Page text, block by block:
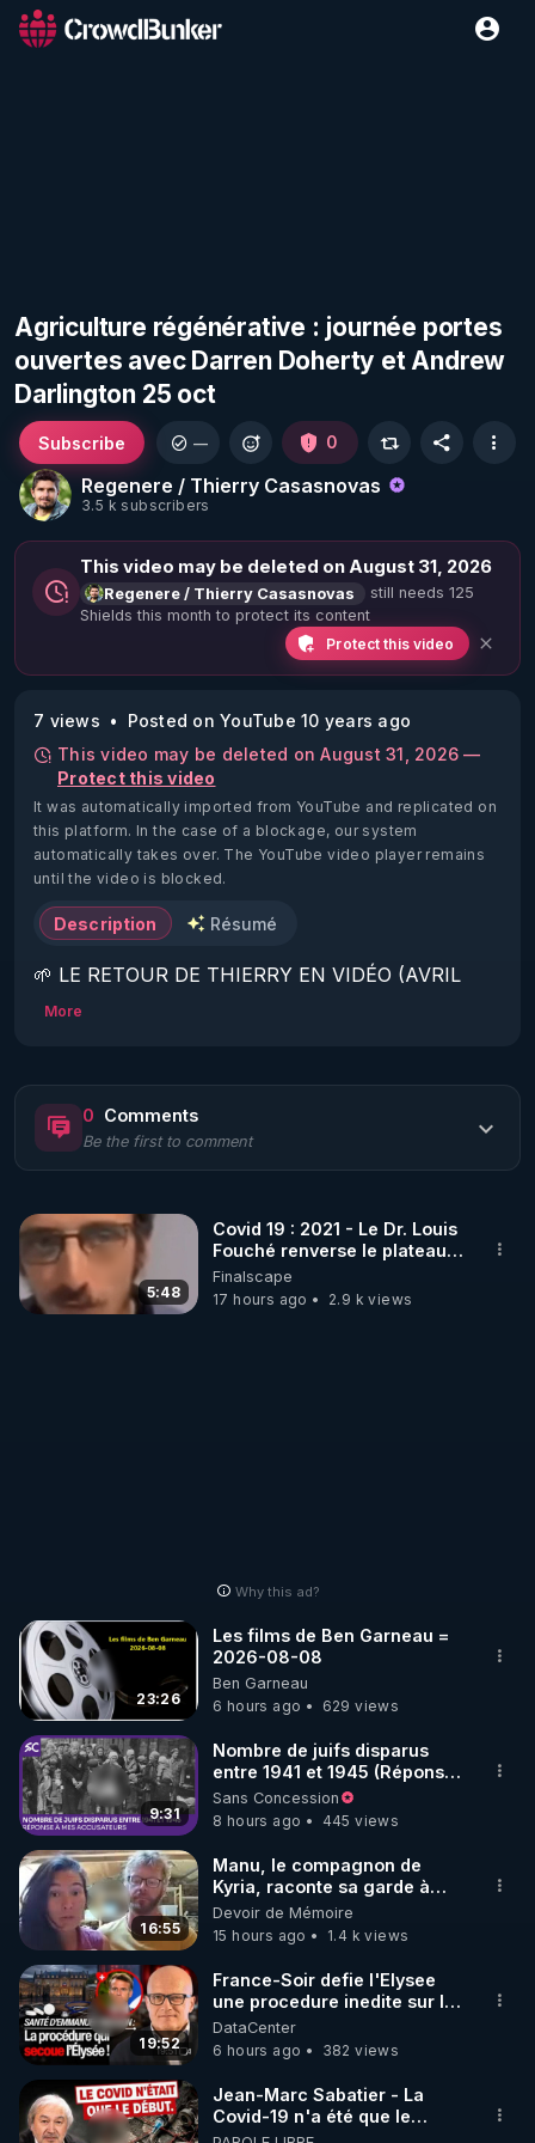
Agriculture régénérative : journée portes
ouvertes avec Darren Doherty et Andrew
Darlington 25 oct
Regenere / Thierry Casasnovas
3.5 k subscribers
Subscribe — 0
This video may be deleted on August 31, 2026
Regenere / Thierry Casasnovas
still needs 125
Shields this month to protect its content
Protect this video
7 views
Posted on YouTube 10 years ago
This video may be deleted on August 31, 2026 —
Protect this video
It was automatically imported from YouTube and replicated on
this platform. In the case of a blockage, our system
automatically takes over. The YouTube video player remains
until the video is blocked.
Description Résumé
🌱 LE RETOUR DE THIERRY EN VIDÉO (AVRIL
2022)!
https://www.rgnr.fr/presentation.html
🌱 LE MAGAZINE RÉGÉNÈRE
🌱 LA BOUTIQUE DU MAGAZINE
Pour obtenir les anciens numéros que vous avez
🌱 INSTAGRAM
https://www.instagram.com/rdlr_thierrycasasnovas/
http://rgnr.li/instagram
🌱 LA NEWSLETTER
Pour ne pas rater l’actualité RGNR (stages,
http://rgnr.li/news
🌱 VIDÉOS NON CENSURÉES SUR ODYSEE
Toutes les vidéos Youtube sont aussi sur la
http://rgnr.li/odysee
🌱 LES STAGES EN PRÉSENTIEL
More
0 Comments
Be the first to comment
5:48
Covid 19 : 2021 - Le Dr. Louis
Fouché renverse le plateau
de CNews !
Finalscape
17 hours ago
2.9 k views
Why this ad?
23:26
Les films de Ben Garneau =
2026-08-08
Ben Garneau
6 hours ago
629 views
9:31
Nombre de juifs disparus
entre 1941 et 1945 (Réponse
à mes accusateurs)
Sans Concession
8 hours ago
445 views
16:55
Manu, le compagnon de
Kyria, raconte sa garde à
vue musclée. PARTAGEZ!
Devoir de Mémoire
15 hours ago
1.4 k views
19:52
France-Soir defie l'Elysee
une procedure inedite sur la
sante du president - Nexus
DataCenter
6 hours ago
382 views
Jean-Marc Sabatier - La
Covid-19 n'a été que le
début - L'ARNm & l'ARNm-aa